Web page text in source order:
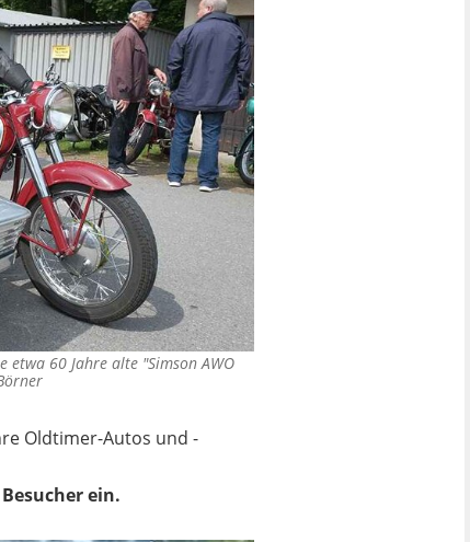
etwa 60 Jahre alte "Simson AWO
Oldtimer-Autos und -
ein.